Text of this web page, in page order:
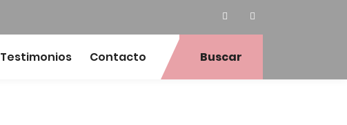
Testimonios Contacto Buscar